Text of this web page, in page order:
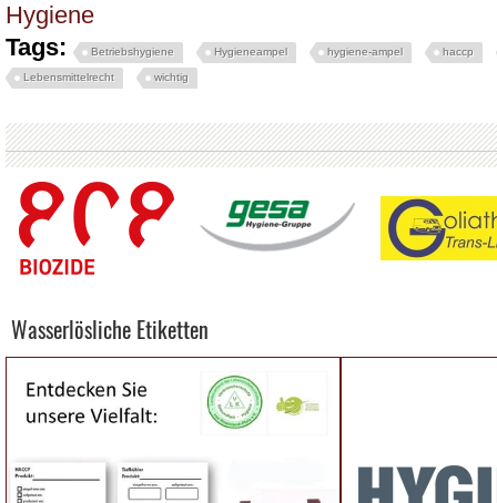
Hygiene
Tags:
Betriebshygiene Hygieneampel hygiene-ampel haccp
Lebensmittelrecht wichtig
Wasserlösliche Etiketten